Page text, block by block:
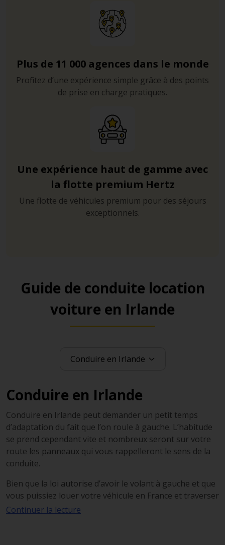
Plus de 11 000 agences dans le monde
Profitez d’une expérience simple grâce à des points
de prise en charge pratiques.
Une expérience haut de gamme avec
la flotte premium Hertz
Une flotte de véhicules premium pour des séjours
exceptionnels.
Guide de conduite location
voiture en Irlande
Conduire en Irlande
Conduire en Irlande peut demander un petit temps
d’adaptation du fait que l’on roule à gauche. L’habitude
se prend cependant vite et nombreux seront sur votre
route les panneaux qui vous rappelleront le sens de la
conduite.
Bien que la loi autorise d’avoir le volant à gauche et que
vous puissiez louer votre véhicule en France et traverser
la manche en ferry avec votre voiture, nous vous
Continuer la lecture